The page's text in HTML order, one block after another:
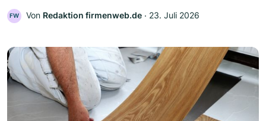
FW Von Redaktion firmenweb.de ‧ 23. Juli 2026